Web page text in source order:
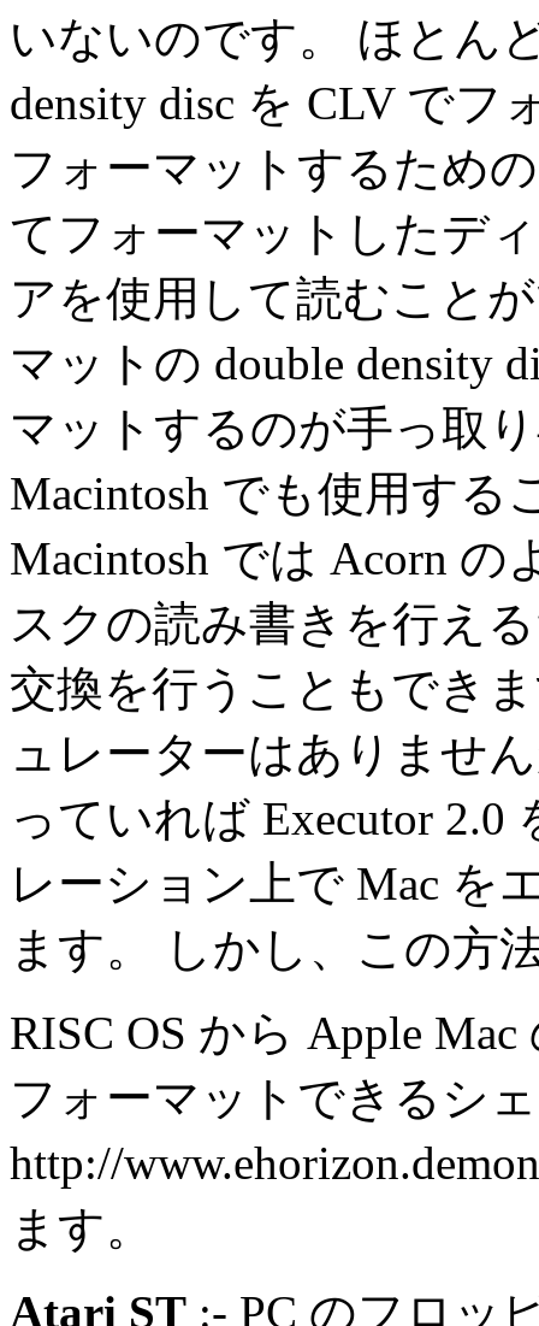
いないのです。 ほとん
density disc を CLV で
フォーマットするため
てフォーマットしたデ
アを使用して読むこと
マットの double density
マットするのが手っ取
Macintosh でも使用す
Macintosh では Acorn
スクの読み書きを行え
交換を行うこともでき
ュレーターはありませ
っていれば Executor
レーション上で Mac を
ます。 しかし、この方
RISC OS から Apple
フォーマットできるシ
http://
ます。
Atari ST :- PC のフロッ